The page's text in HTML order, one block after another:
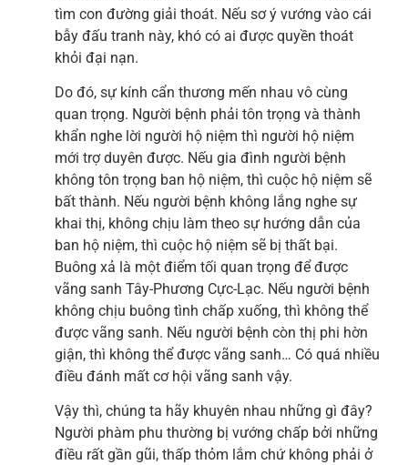
tìm con đường giải thoát. Nếu sơ ý vướng vào cái
bẫy đấu tranh này, khó có ai được quyền thoát
khỏi đại nạn.
Do đó, sự kính cẩn thương mến nhau vô cùng
quan trọng. Người bệnh phải tôn trọng và thành
khẩn nghe lời người hộ niệm thì người hộ niệm
mới trợ duyên được. Nếu gia đình người bệnh
không tôn trọng ban hộ niệm, thì cuộc hộ niệm sẽ
bất thành. Nếu người bệnh không lắng nghe sự
khai thị, không chịu làm theo sự hướng dẫn của
ban hộ niệm, thì cuộc hộ niệm sẽ bị thất bại.
Buông xả là một điểm tối quan trọng để được
vãng sanh Tây-Phương Cực-Lạc. Nếu người bệnh
không chịu buông tình chấp xuống, thì không thể
được vãng sanh. Nếu người bệnh còn thị phi hờn
giận, thì không thể được vãng sanh… Có quá nhiều
điều đánh mất cơ hội vãng sanh vậy.
Vậy thì, chúng ta hãy khuyên nhau những gì đây?
Người phàm phu thường bị vướng chấp bởi những
điều rất gần gũi, thấp thỏm lắm chứ không phải ở